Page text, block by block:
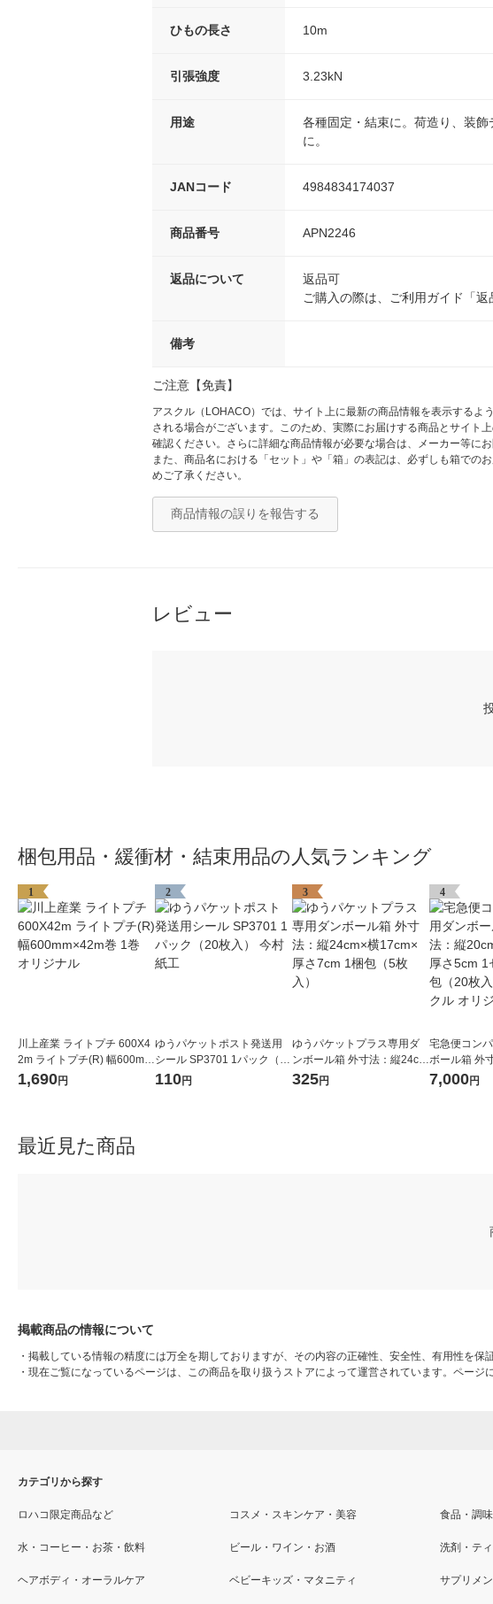
ひもの長さ 10m
引張強度 3.23kN
用途
各種固定・結束に。荷造り、装飾
に。
JANコード 4984834174037
商品番号 APN2246
返品について
返品可
ご購入の際は、ご利用ガイド「
備考
ご注意【免責】
アスクル（LOHACO）では、サイト上に最新の商品情報を表示する
される場合がございます。このため、実際にお届けする商品とサイト
確認ください。さらに詳細な商品情報が必要な場合は、メーカー等にお
また、商品名における「セット」や「箱」の表記は、必ずしも箱での
めご了承ください。
商品情報の誤りを報告する
レビュー
梱包用品・緩衝材・結束用品の人気ランキング
1
川上産業 ライトプチ 600X4
2m ライトプチ(R) 幅600mm
×42m巻 1巻 オリジナル
1,690円
2
ゆうパケットポスト発送用
シール SP3701 1パック（20
枚入） 今村紙工
110円
3
ゆうパケットプラス専用ダ
ンボール箱 外寸法：縦24cm
×横17cm×厚さ7cm 1梱包
325円
4
宅急便コン
ボール箱 外
横25cm×厚
7,000円
最近見た商品
掲載商品の情報について
・ 掲載している情報の精度には万全を期しておりますが、その内容の正確性、安全性、有用性を保
・ 現在ご覧になっているページは、この商品を取り扱うストアによって運営されています。ペー
カテゴリから探す
ロハコ限定商品など コスメ・スキンケア・美容 食品・調
水・コーヒー・お茶・飲料 ビール・ワイン・お酒 洗剤・テ
ヘアボディ・オーラルケア ベビーキッズ・マタニティ サプリメ